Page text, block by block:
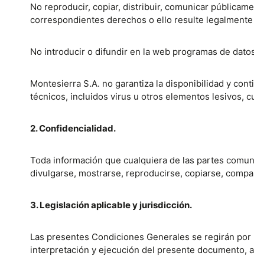
No reproducir, copiar, distribuir, comunicar
correspondientes derechos o ello resulte
No introducir o difundir en la web programas de
Montesierra S.A. no garantiza la disponibilidad y
técnicos, incluidos virus u otros elementos lesivos,
2. Confidencialidad.
Toda información que cualquiera de las partes
divulgarse, mostrarse, reproducirse, copiarse,
3. Legislación aplicable y jurisdicción.
Las presentes Condiciones Generales se regirán
interpretación y ejecución del presente documento,